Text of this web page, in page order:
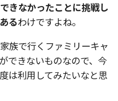
きなかったことに挑戦し
るわけですよね。
族で行くファミリーキャ
できないものなので、今
は利用してみたいなと思